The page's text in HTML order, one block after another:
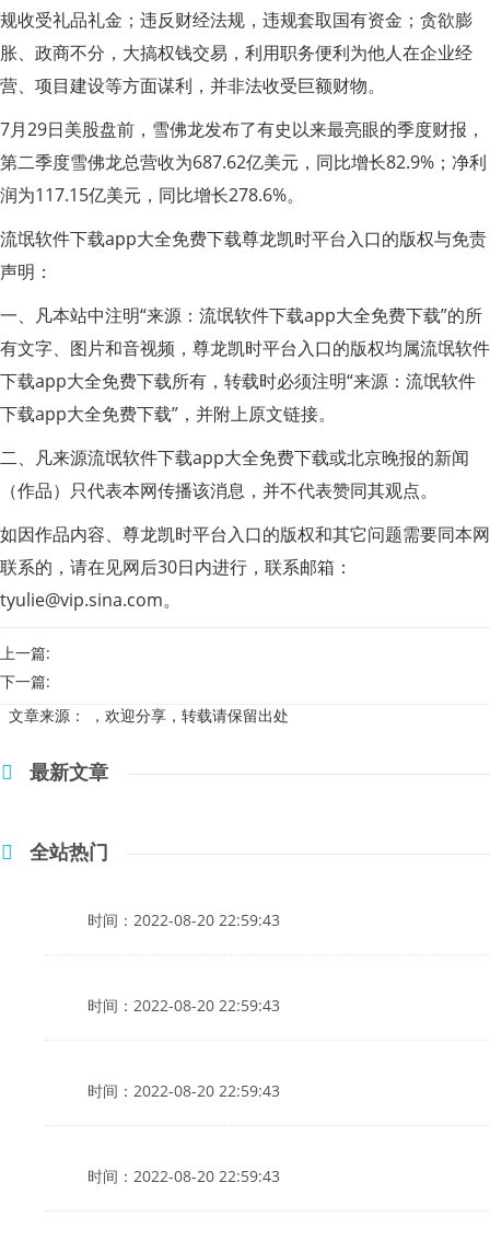
规收受礼品礼金；违反财经法规，违规套取国有资金；贪欲膨
胀、政商不分，大搞权钱交易，利用职务便利为他人在企业经
营、项目建设等方面谋利，并非法收受巨额财物。
7月29日美股盘前，雪佛龙发布了有史以来最亮眼的季度财报，
第二季度雪佛龙总营收为687.62亿美元，同比增长82.9%；净利
润为117.15亿美元，同比增长278.6%。
流氓软件下载app大全免费下载尊龙凯时平台入口的版权与免责
声明：
一、凡本站中注明“来源：流氓软件下载app大全免费下载”的所
有文字、图片和音视频，尊龙凯时平台入口的版权均属流氓软件
下载app大全免费下载所有，转载时必须注明“来源：流氓软件
下载app大全免费下载”，并附上原文链接。
二、凡来源流氓软件下载app大全免费下载或北京晚报的新闻
（作品）只代表本网传播该消息，并不代表赞同其观点。
如因作品内容、尊龙凯时平台入口的版权和其它问题需要同本网
联系的，请在见网后30日内进行，联系邮箱：
tyulie@vip.sina.com。
上一篇:
下一篇:
文章来源：
，欢迎分享，转载请保留出处
最新文章
全站热门
时间：2022-08-20 22:59:43
时间：2022-08-20 22:59:43
时间：2022-08-20 22:59:43
时间：2022-08-20 22:59:43